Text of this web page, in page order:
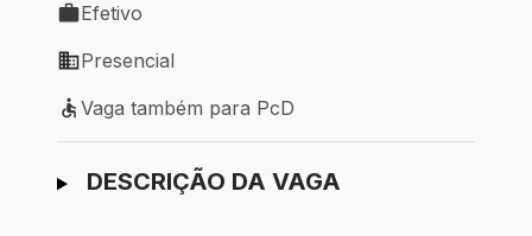
Tipo de vaga: Efetivo
Efetivo
Modelo de trabalho: Presencial
Presencial
Vaga também para PcD
Vaga também para PcD
Ir para candidatura
DESCRIÇÃO DA VAGA